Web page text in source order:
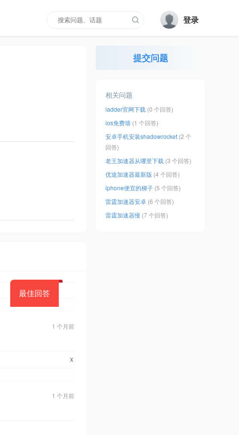
登录
最佳回答
1 个月前
x
1 个月前
提交问题
相关问题
ladder官网下载 (0 个回答)
ios免费墙 (1 个回答)
安卓手机安装shadowrocket (2 个
回答)
老王加速器从哪里下载 (3 个回答)
优途加速器最新版 (4 个回答)
iphone便宜的梯子 (5 个回答)
雷霆加速器安卓 (6 个回答)
雷霆加速器慢 (7 个回答)